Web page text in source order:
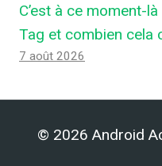
C’est à ce moment-
Tag et combien cela
7 août 2026
© 2026 Android